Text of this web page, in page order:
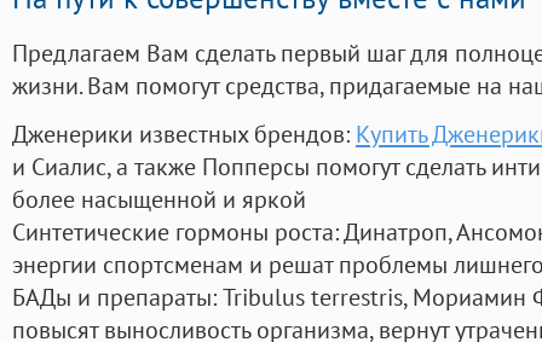
Предлагаем Вам сделать первый шаг для
жизни. Вам помогут средства, придагаемые на
Дженерики известных брендов: Купить
и Сиалис, а также Попперсы помогут сделать
более насыщенной и яркой
Синтетические гормоны роста: Динатроп,
энергии спортсменам и решат проблемы
БАДы и препараты:Tribulus terrestris, Мориамин
повысят выносливость организма, вернут